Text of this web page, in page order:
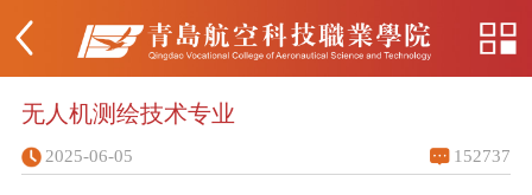
无人机测绘技术专业
2025-06-05 152737